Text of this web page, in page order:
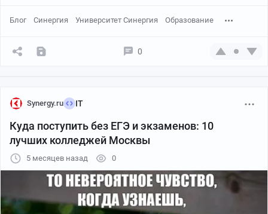
Блог Синергия Университет Синергия Образование
0
Synergy.ru IT
Куда поступить без ЕГЭ и экзаменов: 10
лучших колледжей Москвы
5 месяцев назад 0